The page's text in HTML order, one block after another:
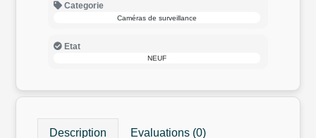
Categorie
Caméras de surveillance
Etat
NEUF
Description Evaluations (0)